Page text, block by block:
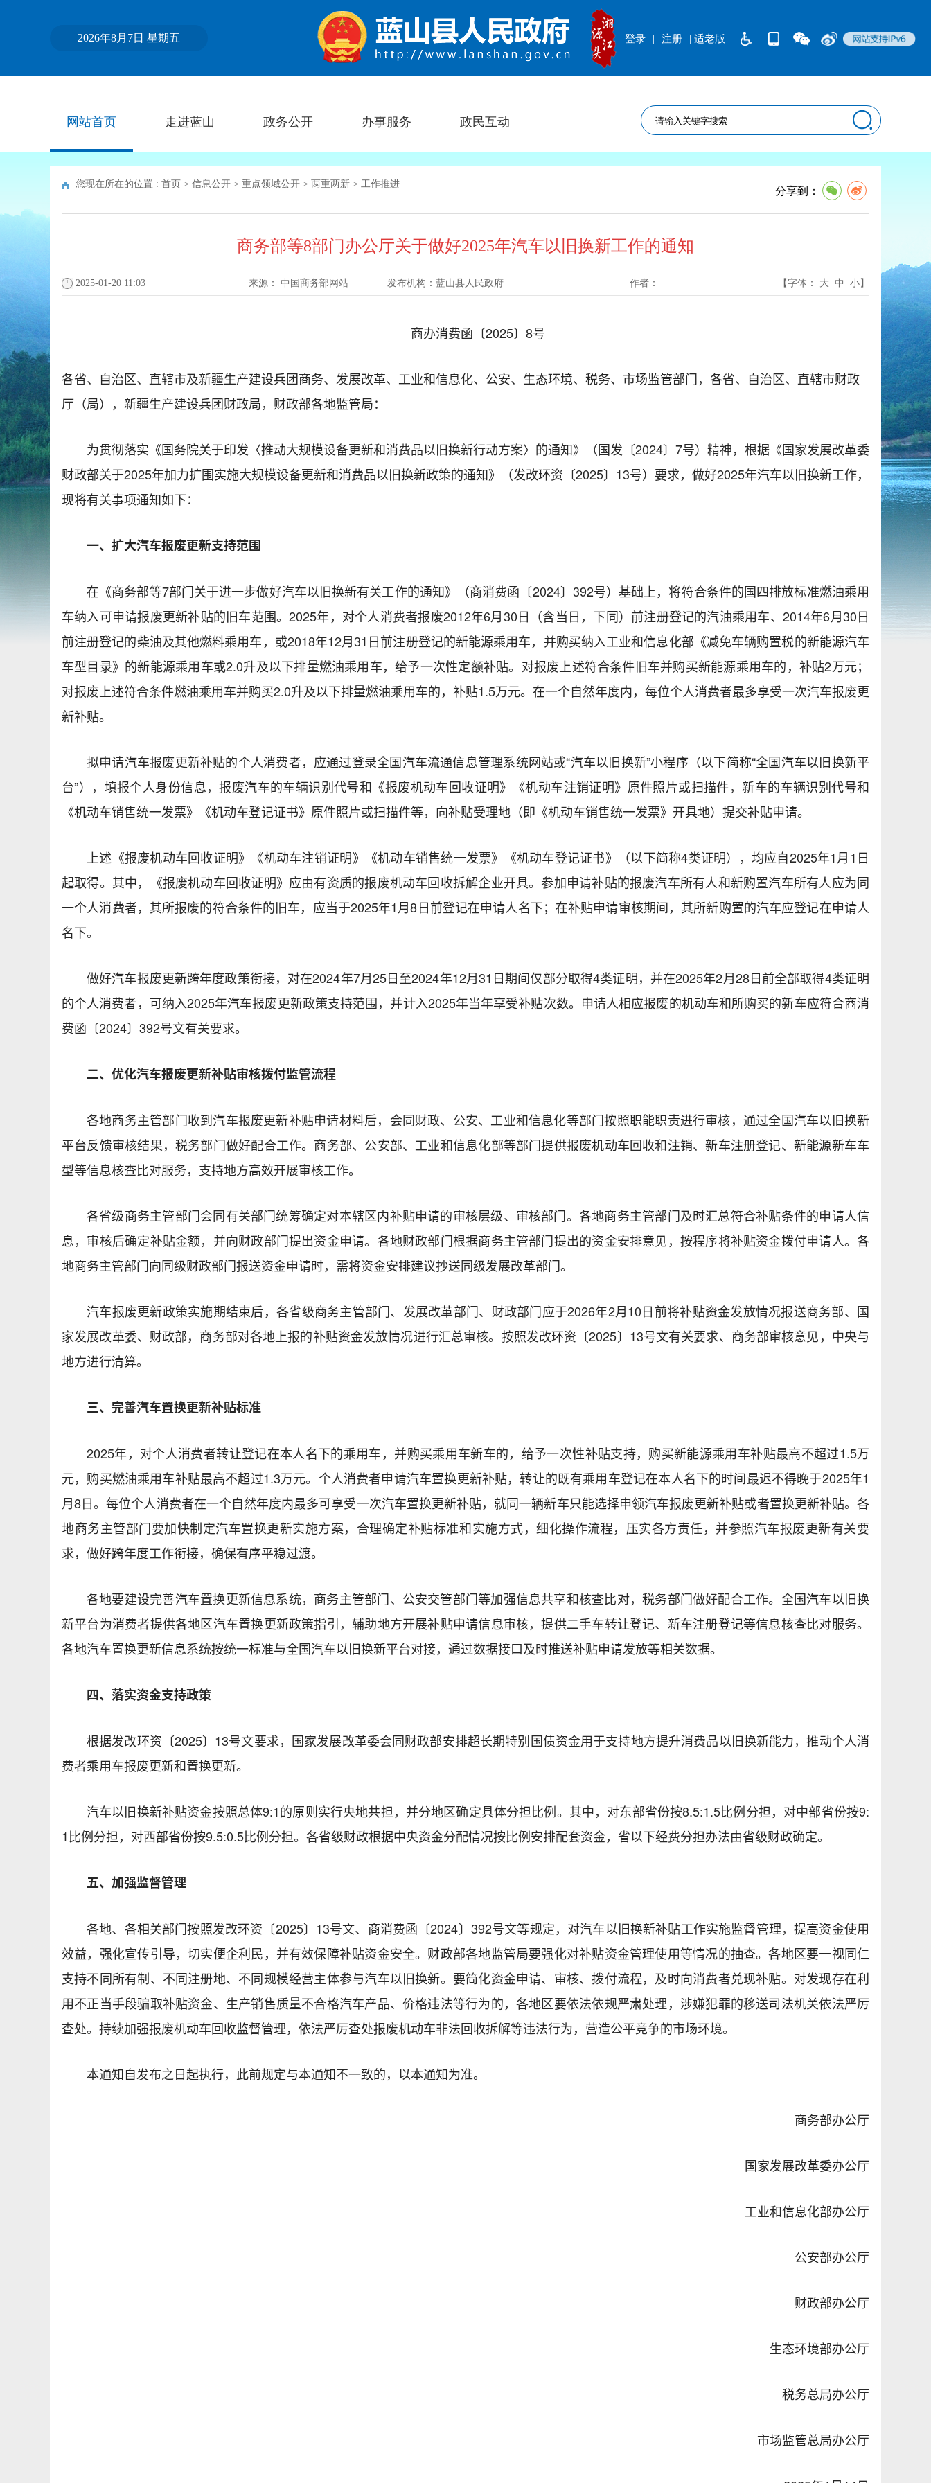
2026年8月7日 星期五 | 适老版
登录 | 注册
网站首页 走进蓝山 政务公开 办事服务 政民互动
您现在所在的位置 : 首页 > 信息公开 > 重点领域公开 > 两重两新 > 工作推进
分享到：
商务部等8部门办公厅关于做好2025年汽车以旧换新工作的通知
2025-01-20 11:03 来源： 中国商务部网站 发布机构： 蓝山县人民政府 作者： 【字体： 大 中 小】
商办消费函 〔2025〕8号
各省、自治区、直辖市及新疆生产建设兵团商务、发展改革、工业和信息化、公安、生态环境、税务、市场监管部门，各省、自治区、直辖市财政
厅（局），新疆生产建设兵团财政局，财政部各地监管局：
为贯彻落实《国务院关于印发〈推动大规模设备更新和消费品以旧换新行动方案〉的通知》（国发〔2024〕7号）精神，根据《国家发展改革委
财政部关于2025年加力扩围实施大规模设备更新和消费品以旧换新政策的通知》（发改环资〔2025〕13号）要求，做好2025年汽车以旧换新工作，
现将有关事项通知如下：
一、扩大汽车报废更新支持范围
在《商务部等7部门关于进一步做好汽车以旧换新有关工作的通知》（商消费函〔2024〕392号）基础上，将符合条件的国四排放标准燃油乘用
车纳入可申请报废更新补贴的旧车范围。2025年，对个人消费者报废2012年6月30日（含当日，下同）前注册登记的汽油乘用车、2014年6月30日
前注册登记的柴油及其他燃料乘用车，或2018年12月31日前注册登记的新能源乘用车，并购买纳入工业和信息化部《减免车辆购置税的新能源汽车
车型目录》的新能源乘用车或2.0升及以下排量燃油乘用车，给予一次性定额补贴。对报废上述符合条件旧车并购买新能源乘用车的，补贴2万元；
对报废上述符合条件燃油乘用车并购买2.0升及以下排量燃油乘用车的，补贴1.5万元。在一个自然年度内，每位个人消费者最多享受一次汽车报废更
新补贴。
拟申请汽车报废更新补贴的个人消费者，应通过登录全国汽车流通信息管理系统网站或“汽车以旧换新”小程序（以下简称“全国汽车以旧换新平
台”），填报个人身份信息，报废汽车的车辆识别代号和《报废机动车回收证明》《机动车注销证明》原件照片或扫描件，新车的车辆识别代号和
《机动车销售统一发票》《机动车登记证书》原件照片或扫描件等，向补贴受理地（即《机动车销售统一发票》开具地）提交补贴申请。
上述《报废机动车回收证明》《机动车注销证明》《机动车销售统一发票》《机动车登记证书》（以下简称4类证明），均应自2025年1月1日
起取得。其中，《报废机动车回收证明》应由有资质的报废机动车回收拆解企业开具。参加申请补贴的报废汽车所有人和新购置汽车所有人应为同
一个人消费者，其所报废的符合条件的旧车，应当于2025年1月8日前登记在申请人名下；在补贴申请审核期间，其所新购置的汽车应登记在申请人
名下。
做好汽车报废更新跨年度政策衔接，对在2024年7月25日至2024年12月31日期间仅部分取得4类证明，并在2025年2月28日前全部取得4类证明
的个人消费者，可纳入2025年汽车报废更新政策支持范围，并计入2025年当年享受补贴次数。申请人相应报废的机动车和所购买的新车应符合商消
费函〔2024〕392号文有关要求。
二、优化汽车报废更新补贴审核拨付监管流程
各地商务主管部门收到汽车报废更新补贴申请材料后，会同财政、公安、工业和信息化等部门按照职能职责进行审核，通过全国汽车以旧换新
平台反馈审核结果，税务部门做好配合工作。商务部、公安部、工业和信息化部等部门提供报废机动车回收和注销、新车注册登记、新能源新车车
型等信息核查比对服务，支持地方高效开展审核工作。
各省级商务主管部门会同有关部门统筹确定对本辖区内补贴申请的审核层级、审核部门。各地商务主管部门及时汇总符合补贴条件的申请人信
息，审核后确定补贴金额，并向财政部门提出资金申请。各地财政部门根据商务主管部门提出的资金安排意见，按程序将补贴资金拨付申请人。各
地商务主管部门向同级财政部门报送资金申请时，需将资金安排建议抄送同级发展改革部门。
汽车报废更新政策实施期结束后，各省级商务主管部门、发展改革部门、财政部门应于2026年2月10日前将补贴资金发放情况报送商务部、国
家发展改革委、财政部，商务部对各地上报的补贴资金发放情况进行汇总审核。按照发改环资〔2025〕13号文有关要求、商务部审核意见，中央与
地方进行清算。
三、完善汽车置换更新补贴标准
2025年，对个人消费者转让登记在本人名下的乘用车，并购买乘用车新车的，给予一次性补贴支持，购买新能源乘用车补贴最高不超过1.5万
元，购买燃油乘用车补贴最高不超过1.3万元。个人消费者申请汽车置换更新补贴，转让的既有乘用车登记在本人名下的时间最迟不得晚于2025年1
月8日。每位个人消费者在一个自然年度内最多可享受一次汽车置换更新补贴，就同一辆新车只能选择申领汽车报废更新补贴或者置换更新补贴。各
地商务主管部门要加快制定汽车置换更新实施方案，合理确定补贴标准和实施方式，细化操作流程，压实各方责任，并参照汽车报废更新有关要
求，做好跨年度工作衔接，确保有序平稳过渡。
各地要建设完善汽车置换更新信息系统，商务主管部门、公安交管部门等加强信息共享和核查比对，税务部门做好配合工作。全国汽车以旧换
新平台为消费者提供各地区汽车置换更新政策指引，辅助地方开展补贴申请信息审核，提供二手车转让登记、新车注册登记等信息核查比对服务。
各地汽车置换更新信息系统按统一标准与全国汽车以旧换新平台对接，通过数据接口及时推送补贴申请发放等相关数据。
四、落实资金支持政策
根据发改环资〔2025〕13号文要求，国家发展改革委会同财政部安排超长期特别国债资金用于支持地方提升消费品以旧换新能力，推动个人消
费者乘用车报废更新和置换更新。
汽车以旧换新补贴资金按照总体9:1的原则实行央地共担，并分地区确定具体分担比例。其中，对东部省份按8.5:1.5比例分担，对中部省份按9:
1比例分担，对西部省份按9.5:0.5比例分担。各省级财政根据中央资金分配情况按比例安排配套资金，省以下经费分担办法由省级财政确定。
五、加强监督管理
各地、各相关部门按照发改环资〔2025〕13号文、商消费函〔2024〕392号文等规定，对汽车以旧换新补贴工作实施监督管理，提高资金使用
效益，强化宣传引导，切实便企利民，并有效保障补贴资金安全。财政部各地监管局要强化对补贴资金管理使用等情况的抽查。各地区要一视同仁
支持不同所有制、不同注册地、不同规模经营主体参与汽车以旧换新。要简化资金申请、审核、拨付流程，及时向消费者兑现补贴。对发现存在利
用不正当手段骗取补贴资金、生产销售质量不合格汽车产品、价格违法等行为的，各地区要依法依规严肃处理，涉嫌犯罪的移送司法机关依法严厉
查处。持续加强报废机动车回收监督管理，依法严厉查处报废机动车非法回收拆解等违法行为，营造公平竞争的市场环境。
本通知自发布之日起执行，此前规定与本通知不一致的，以本通知为准。
商务部办公厅
国家发展改革委办公厅
工业和信息化部办公厅
公安部办公厅
财政部办公厅
生态环境部办公厅
税务总局办公厅
市场监管总局办公厅